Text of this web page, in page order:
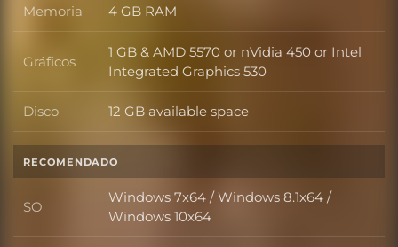
Memoria Memoria
4 GB RAM
Gráficos Gráficos
1 GB & AMD 5570 or nVidia 450 or Intel
Integrated Graphics 530
Disco Disco
12 GB available space
RECOMENDADO
SO SO
Windows 7x64 / Windows 8.1x64 /
Windows 10x64